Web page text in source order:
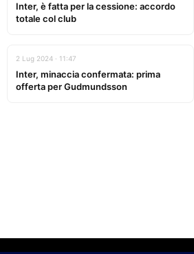
Inter, è fatta per la cessione: accordo
totale col club
2 Lug 2024 · 11:47
Inter, minaccia confermata: prima
offerta per Gudmundsson